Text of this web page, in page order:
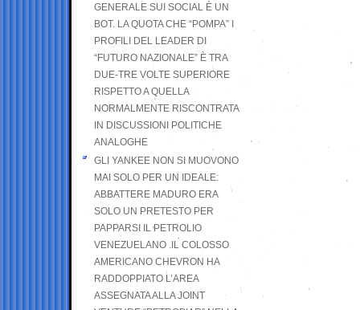
GENERALE SUI SOCIAL È UN
BOT. LA QUOTA CHE “POMPA” I
PROFILI DEL LEADER DI
“FUTURO NAZIONALE” È TRA
DUE-TRE VOLTE SUPERIORE
RISPETTO A QUELLA
NORMALMENTE RISCONTRATA
IN DISCUSSIONI POLITICHE
ANALOGHE
GLI YANKEE NON SI MUOVONO
MAI SOLO PER UN IDEALE:
ABBATTERE MADURO ERA
SOLO UN PRETESTO PER
PAPPARSI IL PETROLIO
VENEZUELANO .IL COLOSSO
AMERICANO CHEVRON HA
RADDOPPIATO L’AREA
ASSEGNATA ALLA JOINT